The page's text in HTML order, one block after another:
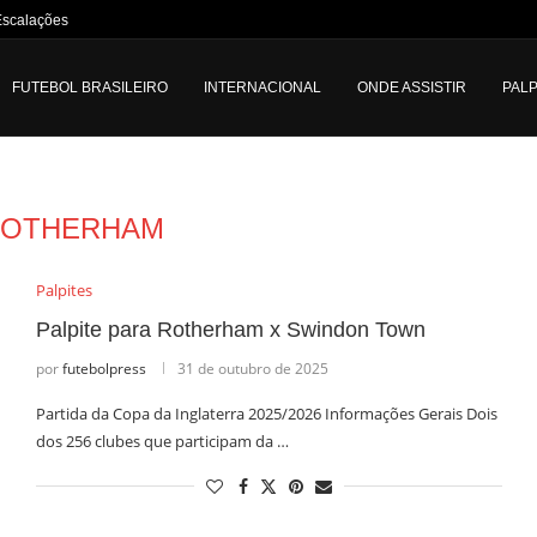
e Informações sobre...
FUTEBOL BRASILEIRO INTERNACIONAL ONDE ASSISTIR
Palpites
Palpite para Rotherham x Swindon Town
porfutebolpress 31 de outubro de 2025
Partida da Copa da Inglaterra 2025/2026 Informações Gerais Dois
dos 256 clubes que participam da …